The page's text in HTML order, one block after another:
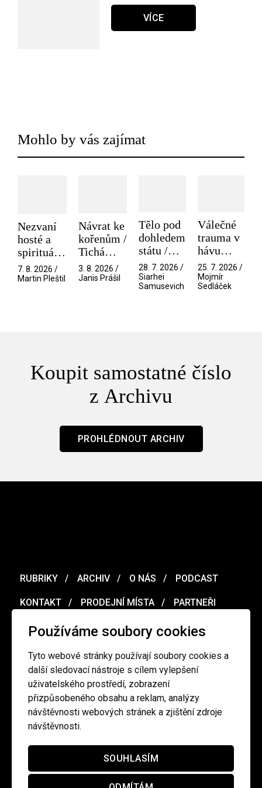
Používáme soubory cookies
Tyto webové stránky používají soubory cookies a
další sledovací nástroje s cílem vylepšení
uživatelského prostředí, zobrazení
přizpůsobeného obsahu a reklam, analýzy
návštěvnosti webových stránek a zjištění zdroje
návštěvnosti.
SOUHLASÍM
VÍCE
Mohlo by vás zajímat
Nezvaní
hosté a
spirituální
narušitelé
z vesmíru
7. 8. 2026 /
Martin Pleštil
Návrat ke
kořenům /
Tichá
přítelkyně
3. 8. 2026 /
Janis Prášil
Tělo pod
dohledem
státu /
Pramen
28. 7. 2026 /
Siarhei
Samusevich
Válečné
trauma v
hávu
spektáklu
/ Odyssea
25. 7. 2026 /
Mojmír
Sedláček
Koupit samostatné číslo
z Archivu
PROHLÉDNOUT ARCHIV
RUBRIKY ARCHIV O NÁS PODCAST
KONTAKT PRODEJNÍ MÍSTA PARTNEŘI
MERCH VOUCHER
Ochrana osobních údajů / Obchodní podmínky
redakce@cinepur.cz